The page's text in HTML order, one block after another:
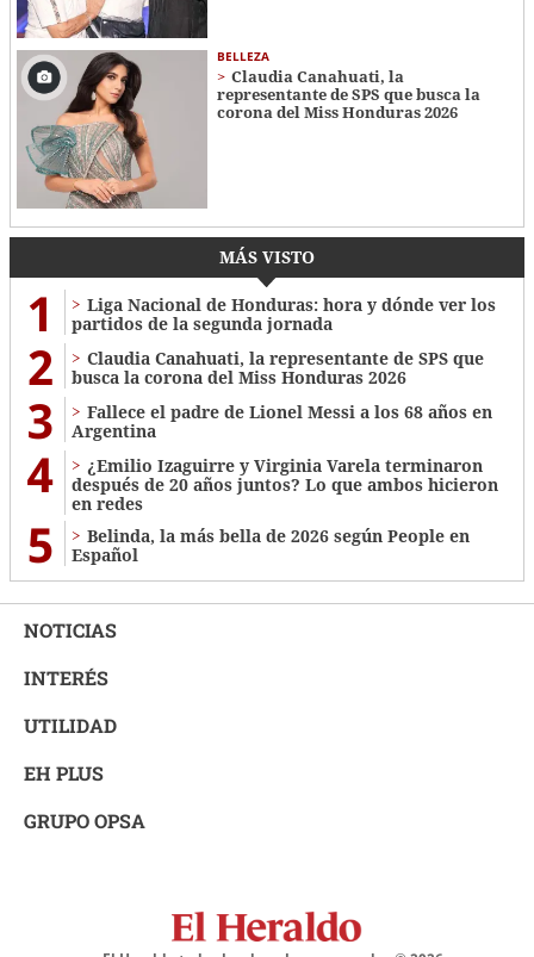
BELLEZA
Claudia Canahuati, la
representante de SPS que busca la
corona del Miss Honduras 2026
MÁS VISTO
1
Liga Nacional de Honduras: hora y dónde ver los
partidos de la segunda jornada
2
Claudia Canahuati, la representante de SPS que
busca la corona del Miss Honduras 2026
3
Fallece el padre de Lionel Messi a los 68 años en
Argentina
4
¿Emilio Izaguirre y Virginia Varela terminaron
después de 20 años juntos? Lo que ambos hicieron
en redes
5
Belinda, la más bella de 2026 según People en
Español
NOTICIAS
INTERÉS
UTILIDAD
EH PLUS
GRUPO OPSA